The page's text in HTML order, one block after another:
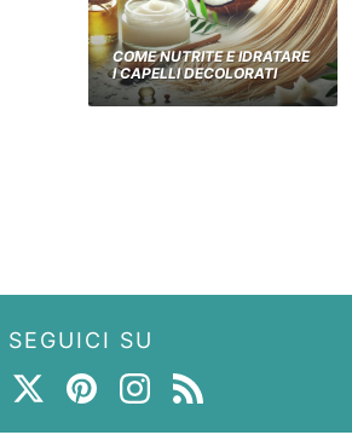
COME NUTRITE E IDRATARE
I CAPELLI DECOLORATI
SEGUICI SU